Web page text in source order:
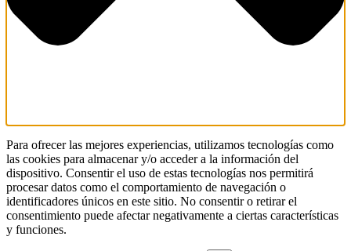
Para ofrecer las mejores experiencias, utilizamos tecnologías como
las cookies para almacenar y/o acceder a la información del
dispositivo. Consentir el uso de estas tecnologías nos permitirá
procesar datos como el comportamiento de navegación o
identificadores únicos en este sitio. No consentir o retirar el
consentimiento puede afectar negativamente a ciertas características
y funciones.